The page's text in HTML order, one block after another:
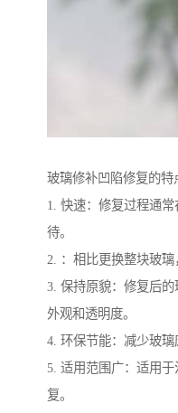
玻璃修补凹陷修复的特
1. 快速：修复过程通
待。
2. ：相比更换整块玻璃
3. 保持原貌：修复后
外观和透明度。
4. 环保节能：减少玻璃
5. 适用范围广：适用
复。